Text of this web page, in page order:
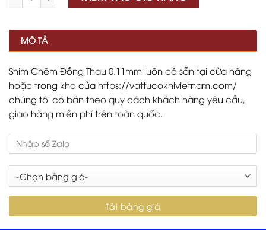
MÔ TẢ
Shim Chêm Đồng Thau 0.11mm luôn có sẵn tại cửa hàng
hoặc trong kho của https://vattucokhivietnam.com/
chúng tôi có bán theo quy cách khách hàng yêu cầu,
giao hàng miễn phí trên toàn quốc.